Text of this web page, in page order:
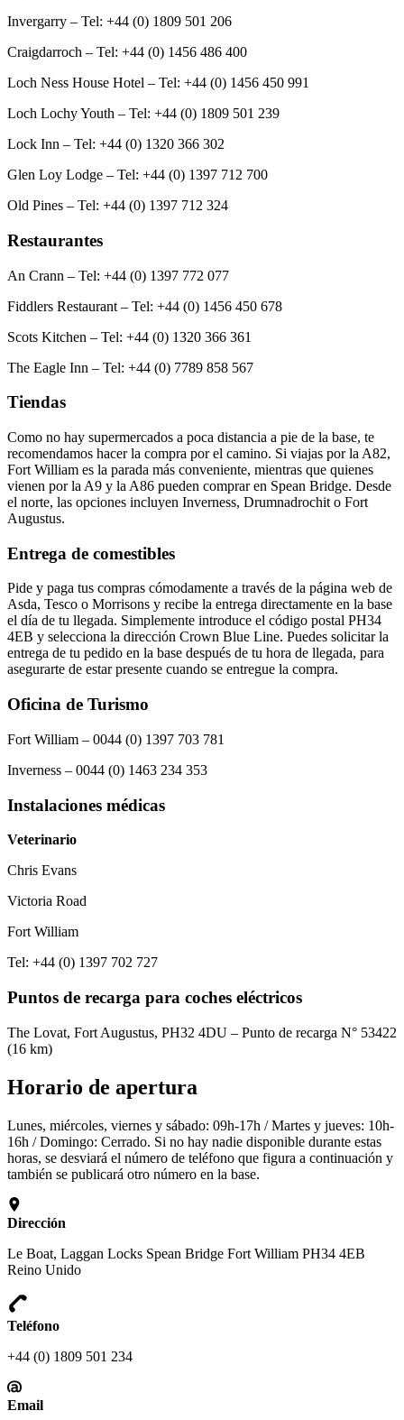
Invergarry – Tel: +44 (0) 1809 501 206
Craigdarroch – Tel: +44 (0) 1456 486 400
Loch Ness House Hotel – Tel: +44 (0) 1456 450 991
Loch Lochy Youth – Tel: +44 (0) 1809 501 239
Lock Inn – Tel: +44 (0) 1320 366 302
Glen Loy Lodge – Tel: +44 (0) 1397 712 700
Old Pines – Tel: +44 (0) 1397 712 324
Restaurantes
An Crann – Tel: +44 (0) 1397 772 077
Fiddlers Restaurant – Tel: +44 (0) 1456 450 678
Scots Kitchen – Tel: +44 (0) 1320 366 361
The Eagle Inn – Tel: +44 (0) 7789 858 567
Tiendas
Como no hay supermercados a poca distancia a pie de la base, te
recomendamos hacer la compra por el camino. Si viajas por la A82,
Fort William es la parada más conveniente, mientras que quienes
vienen por la A9 y la A86 pueden comprar en Spean Bridge. Desde
el norte, las opciones incluyen Inverness, Drumnadrochit o Fort
Augustus.
Entrega de comestibles
Pide y paga tus compras cómodamente a través de la página web de
Asda, Tesco o Morrisons y recibe la entrega directamente en la base
el día de tu llegada. Simplemente introduce el código postal PH34
4EB y selecciona la dirección Crown Blue Line. Puedes solicitar la
entrega de tu pedido en la base después de tu hora de llegada, para
asegurarte de estar presente cuando se entregue la compra.
Oficina de Turismo
Fort William – 0044 (0) 1397 703 781
Inverness – 0044 (0) 1463 234 353
Instalaciones médicas
Veterinario
Chris Evans
Victoria Road
Fort William
Tel: +44 (0) 1397 702 727
Puntos de recarga para coches eléctricos
The Lovat, Fort Augustus, PH32 4DU – Punto de recarga N° 53422
(16 km)
Horario de apertura
Lunes, miércoles, viernes y sábado: 09h-17h / Martes y jueves: 10h-
16h / Domingo: Cerrado. Si no hay nadie disponible durante estas
horas, se desviará el número de teléfono que figura a continuación y
también se publicará otro número en la base.
Dirección
Le Boat, Laggan Locks Spean Bridge Fort William PH34 4EB
Reino Unido
Teléfono
+44 (0) 1809 501 234
Email